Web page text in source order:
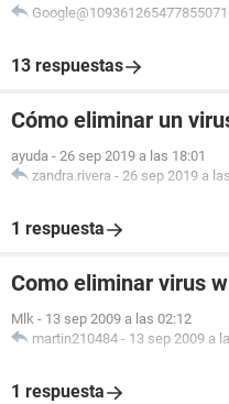
13 respuestas
Cómo eliminar un
ayuda - 26 sep 2019 a las 18:01
zandra.rivera - 26 sep 2019 a
1 respuesta
Como eliminar virus
Mlk - 13 sep 2009 a las 02:12
martin210484 - 13 sep 2009 a
1 respuesta